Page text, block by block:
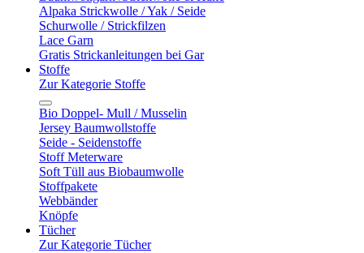
Alpaka Strickwolle / Yak / Seide
Schurwolle / Strickfilzen
Lace Garn
Gratis Strickanleitungen bei Gar
Stoffe
Zur Kategorie Stoffe
Bio Doppel- Mull / Musselin
Jersey Baumwollstoffe
Seide - Seidenstoffe
Stoff Meterware
Soft Tüll aus Biobaumwolle
Stoffpakete
Webbänder
Knöpfe
Tücher
Zur Kategorie Tücher